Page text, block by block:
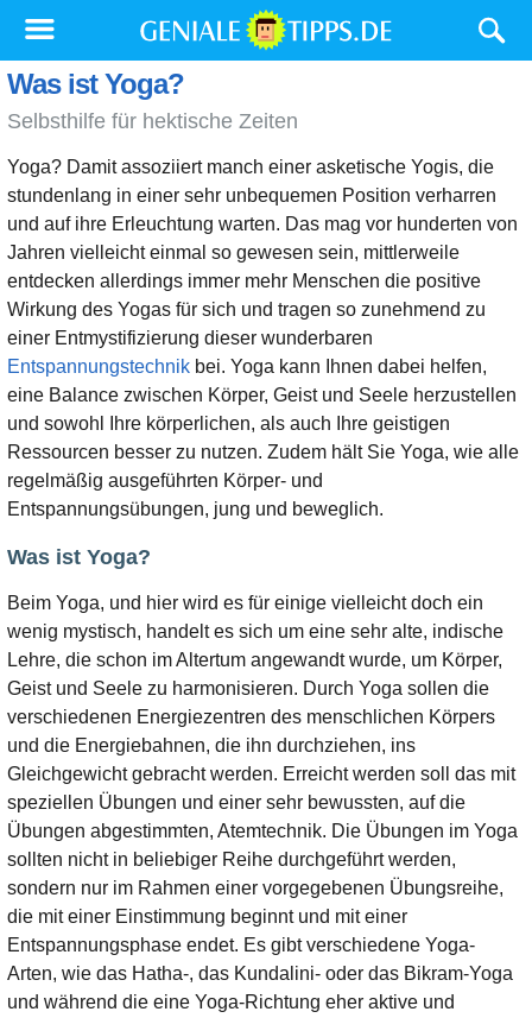
Was ist Yoga?
Selbsthilfe für hektische Zeiten
Yoga? Damit assoziiert manch einer asketische Yogis, die
stundenlang in einer sehr unbequemen Position verharren
und auf ihre Erleuchtung warten. Das mag vor hunderten von
Jahren vielleicht einmal so gewesen sein, mittlerweile
entdecken allerdings immer mehr Menschen die positive
Wirkung des Yogas für sich und tragen so zunehmend zu
einer Entmystifizierung dieser wunderbaren
Entspannungstechnik bei. Yoga kann Ihnen dabei helfen,
eine Balance zwischen Körper, Geist und Seele herzustellen
und sowohl Ihre körperlichen, als auch Ihre geistigen
Ressourcen besser zu nutzen. Zudem hält Sie Yoga, wie alle
regelmäßig ausgeführten Körper- und
Entspannungsübungen, jung und beweglich.
Was ist Yoga?
Beim Yoga, und hier wird es für einige vielleicht doch ein
wenig mystisch, handelt es sich um eine sehr alte, indische
Lehre, die schon im Altertum angewandt wurde, um Körper,
Geist und Seele zu harmonisieren. Durch Yoga sollen die
verschiedenen Energiezentren des menschlichen Körpers
und die Energiebahnen, die ihn durchziehen, ins
Gleichgewicht gebracht werden. Erreicht werden soll das mit
speziellen Übungen und einer sehr bewussten, auf die
Übungen abgestimmten, Atemtechnik. Die Übungen im Yoga
sollten nicht in beliebiger Reihe durchgeführt werden,
sondern nur im Rahmen einer vorgegebenen Übungsreihe,
die mit einer Einstimmung beginnt und mit einer
Entspannungsphase endet. Es gibt verschiedene Yoga-
Arten, wie das Hatha-, das Kundalini- oder das Bikram-Yoga
und während die eine Yoga-Richtung eher aktive und